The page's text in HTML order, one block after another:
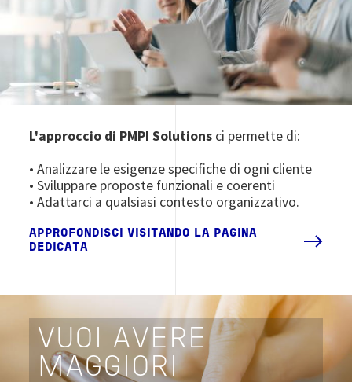
L'approccio di PMPI Solutions ci permette di:
• Analizzare le esigenze specifiche di ogni cliente
• Sviluppare proposte funzionali e coerenti
• Adattarci a qualsiasi contesto organizzativo.
APPROFONDISCI VISITANDO LA PAGINA
DEDICATA
VUOI AVERE
MAGGIORI